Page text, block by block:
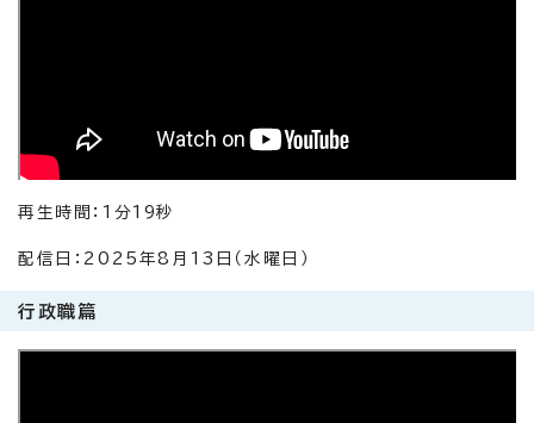
再生時間：1分19秒
配信日：2025年8月13日（水曜日）
行政職篇